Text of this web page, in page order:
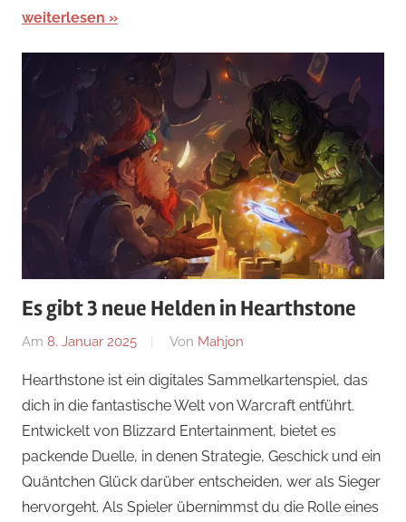
weiterlesen
Es gibt 3 neue Helden in Hearthstone
Am 8. Januar 2025 Von Mahjon
News,
Strategiespiele
Strategiespiele
Hearthstone ist ein digitales Sammelkartenspiel, das
dich in die fantastische Welt von Warcraft entführt.
Entwickelt von Blizzard Entertainment, bietet es
packende Duelle, in denen Strategie, Geschick und ein
Quäntchen Glück darüber entscheiden, wer als Sieger
hervorgeht. Als Spieler übernimmst du die Rolle eines